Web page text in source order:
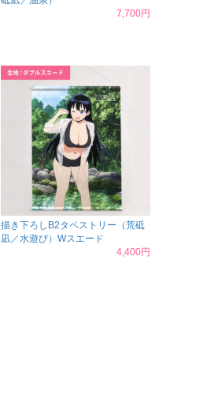
7,700円
描き下ろしB2タペストリー（荒砥
凪／水遊び）Wスエード
4,400円